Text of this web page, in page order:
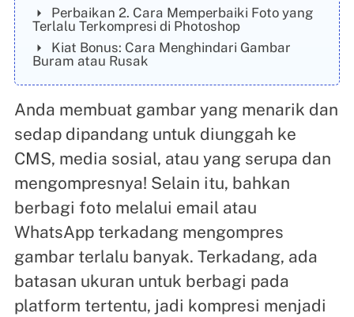
Perbaikan 2. Cara Memperbaiki Foto yang
Terlalu Terkompresi di Photoshop
Kiat Bonus: Cara Menghindari Gambar
Buram atau Rusak
Anda membuat gambar yang menarik dan
sedap dipandang untuk diunggah ke
CMS, media sosial, atau yang serupa dan
mengompresnya! Selain itu, bahkan
berbagi foto melalui email atau
WhatsApp terkadang mengompres
gambar terlalu banyak. Terkadang, ada
batasan ukuran untuk berbagi pada
platform tertentu, jadi kompresi menjadi